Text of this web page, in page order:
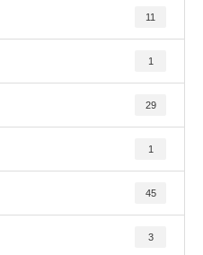
11
1
29
1
45
3